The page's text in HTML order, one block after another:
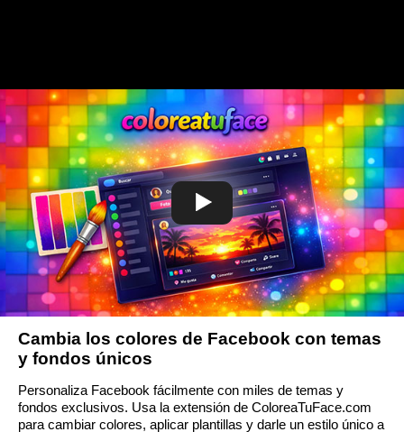
Cambia los colores de Facebook con temas
y fondos únicos
Personaliza Facebook fácilmente con miles de temas y
fondos exclusivos. Usa la extensión de ColoreaTuFace.com
para cambiar colores, aplicar plantillas y darle un estilo único a